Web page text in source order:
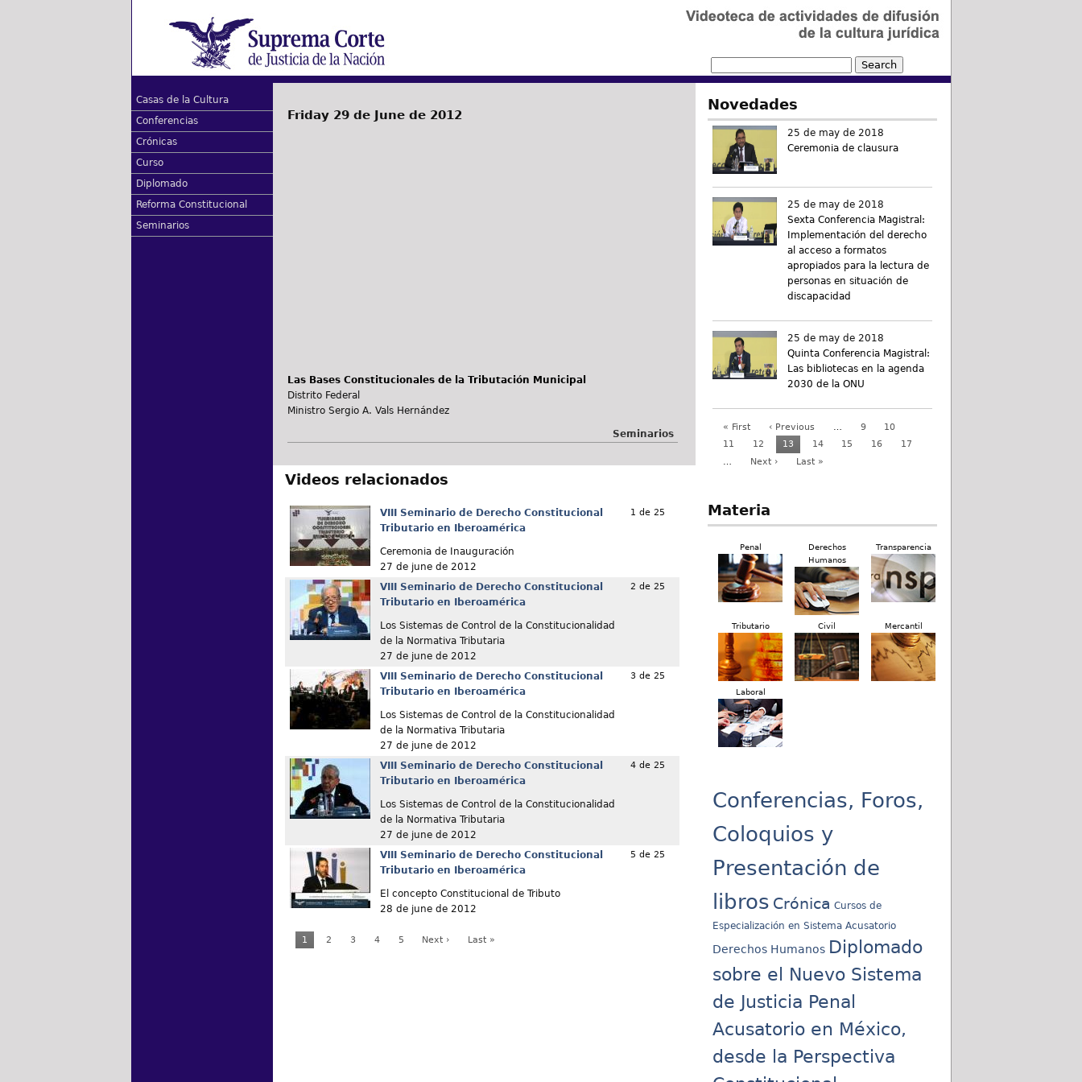
Casas de la Cultura
Conferencias
Crónicas
Curso
Diplomado
Reforma Constitucional
Seminarios
Friday 29 de June de 2012
Las Bases Constitucionales de la Tributación Municipal
Distrito Federal
Ministro Sergio A. Vals Hernández
Seminarios
Videos relacionados
VIII Seminario de Derecho Constitucional
Tributario en Iberoamérica
Ceremonia de Inauguración
27 de june de 2012
1 de 25
VIII Seminario de Derecho Constitucional
Tributario en Iberoamérica
Los Sistemas de Control de la Constitucionalidad
de la Normativa Tributaria
27 de june de 2012
2 de 25
VIII Seminario de Derecho Constitucional
Tributario en Iberoamérica
Los Sistemas de Control de la Constitucionalidad
de la Normativa Tributaria
27 de june de 2012
3 de 25
VIII Seminario de Derecho Constitucional
Tributario en Iberoamérica
Los Sistemas de Control de la Constitucionalidad
de la Normativa Tributaria
27 de june de 2012
4 de 25
VIII Seminario de Derecho Constitucional
Tributario en Iberoamérica
El concepto Constitucional de Tributo
28 de june de 2012
5 de 25
1 2 3 4 5 Next › Last »
Novedades
25 de may de 2018
Ceremonia de clausura
25 de may de 2018
Sexta Conferencia Magistral:
Implementación del derecho
al acceso a formatos
apropiados para la lectura de
personas en situación de
discapacidad
25 de may de 2018
Quinta Conferencia Magistral:
Las bibliotecas en la agenda
2030 de la ONU
« First ‹ Previous … 9
10
11
12 13 14 15 16
17
…
Next › Last »
Materia
Penal
Derechos
Humanos
Transparencia
Tributario Civil Mercantil
Laboral
Conferencias, Foros,
Coloquios y
Presentación de
libros Crónica Cursos de
Especialización en Sistema Acusatorio
Derechos Humanos Diplomado
sobre el Nuevo Sistema
de Justicia Penal
Acusatorio en México,
desde la Perspectiva